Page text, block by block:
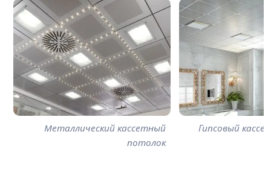
Металлический кассетный
потолок
Гипсовый